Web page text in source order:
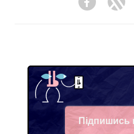
Facebook
Підпишись
Facebook